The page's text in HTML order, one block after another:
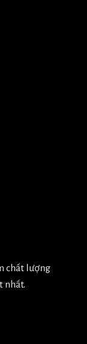
chất lượng
nhất.